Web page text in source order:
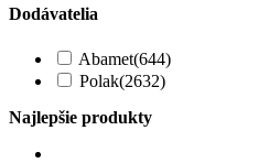
Dodávatelia
Abamet(644)
Polak(2632)
Najlepšie produkty